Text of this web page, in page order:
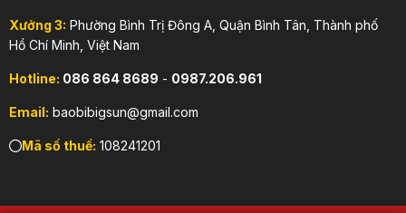
Xưởng 3: Phường Bình Trị Đông A, Quận Bình Tân, Thành phố
Hồ Chí Minh, Việt Nam
Hotline: 086 864 8689 - 0987.206.961
Email: baobibigsun@gmail.com
Mã số thuế: 108241201